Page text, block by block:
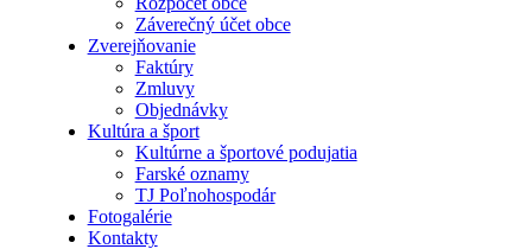
Záverečný účet obce
Zverejňovanie
Faktúry
Zmluvy
Objednávky
Kultúra a šport
Kultúrne a športové podujatia
Farské oznamy
TJ Poľnohospodár
Fotogalérie
Kontakty